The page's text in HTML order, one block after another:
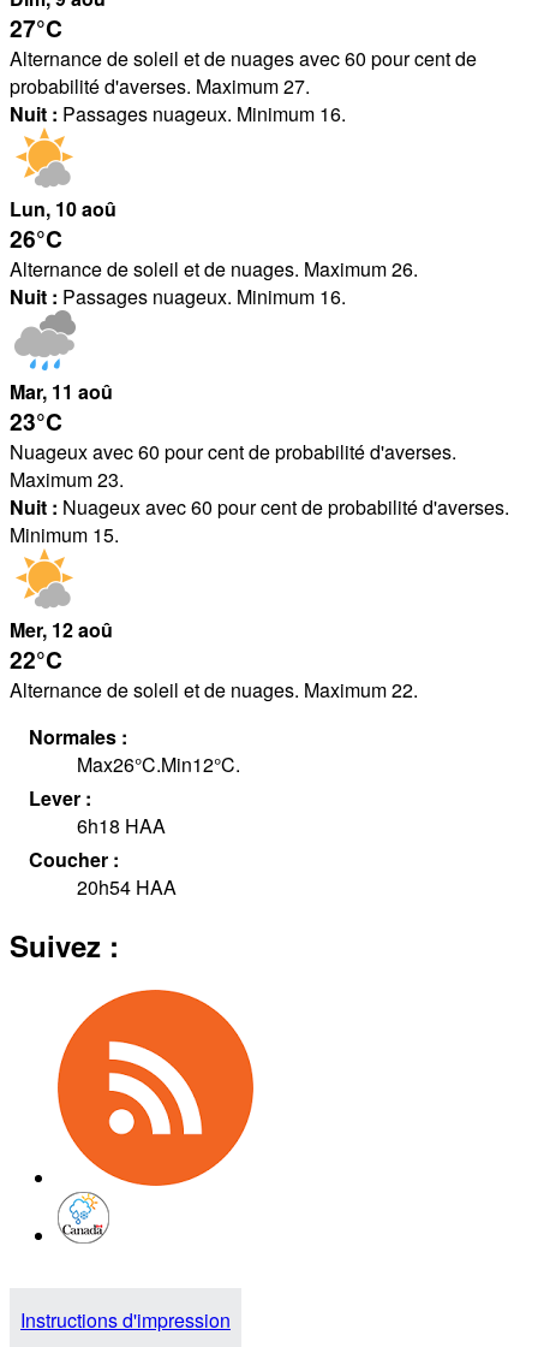
27°C
Alternance de soleil et de nuages avec 60 pour cent de
probabilité d'averses. Maximum 27.
Nuit : Passages nuageux. Minimum 16.
Lun, 10aoû
26°C
Alternance de soleil et de nuages. Maximum 26.
Nuit : Passages nuageux. Minimum 16.
Mar, 11 aoû
23°C
Nuageux avec 60 pour cent de probabilité d'averses.
Maximum 23.
Nuit : Nuageux avec 60 pour cent de probabilité d'averses.
Minimum 15.
Mer, 12aoû
22°C
Alternance de soleil et de nuages. Maximum 22.
Normales :
Max26°C.Min12°C.
Lever :
6h18 HAA
Coucher :
20h54 HAA
Suivez :
Instructions d'impression